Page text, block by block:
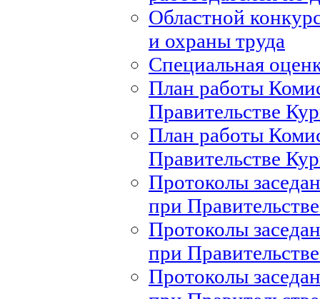
Областной
и охраны труда
Специальная
План работы
Правительстве
План работы
Правительстве
Протоколы
при
Протоколы
при
Протоколы